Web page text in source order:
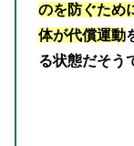
のを防ぐため
体が代償運動
る状態だそう